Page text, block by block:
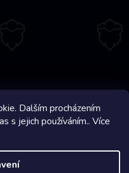
Dalším procházením
s jejich používáním.. Více
. Všechna práva vyhrazena.